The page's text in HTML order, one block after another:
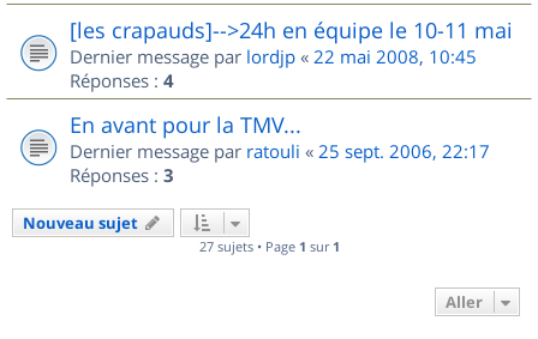
[les crapauds]-->24h en équipe le 10-11 mai
Dernier message par lordjp « 22 mai 2008, 10:45
Réponses : 4
En avant pour la TMV...
Dernier message par ratouli « 25 sept. 2006, 22:17
Réponses : 3
Nouveau sujet
27 sujets • Page 1 sur 1
Aller